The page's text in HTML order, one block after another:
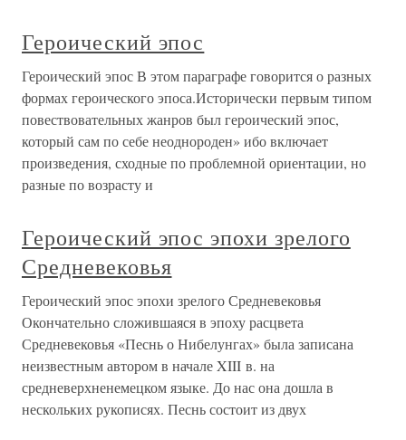
Героический эпос
Героический эпос В этом параграфе говорится о разных
формах героического эпоса.Исторически первым типом
повествовательных жанров был героический эпос,
который сам по себе неоднороден» ибо включает
произведения, сходные по проблемной ориентации, но
разные по возрасту и
Героический эпос эпохи зрелого
Средневековья
Героический эпос эпохи зрелого Средневековья
Окончательно сложившаяся в эпоху расцвета
Средневековья «Песнь о Нибелунгах» была записана
неизвестным автором в начале XIII в. на
средневерхненемецком языке. До нас она дошла в
нескольких рукописях. Песнь состоит из двух